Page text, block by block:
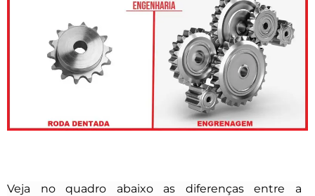
Veja no quadro abaixo as diferenças entre a